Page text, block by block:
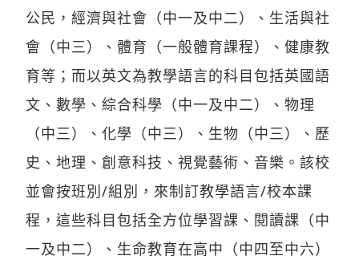
公民，經濟與社會（中一及中二）、生活與社
會（中三）、體育（一般體育課程）、健康教
育等；而以英文為教學語言的科目包括英國語
文、數學、綜合科學（中一及中二）、物理
（中三）、化學（中三）、生物（中三）、歷
史、地理、創意科技、視覺藝術、音樂。該校
並會按班別/組別，來制訂教學語言/校本課
程，這些科目包括全方位學習課、閱讀課（中
一及中二）、生命教育在高中（中四至中六）